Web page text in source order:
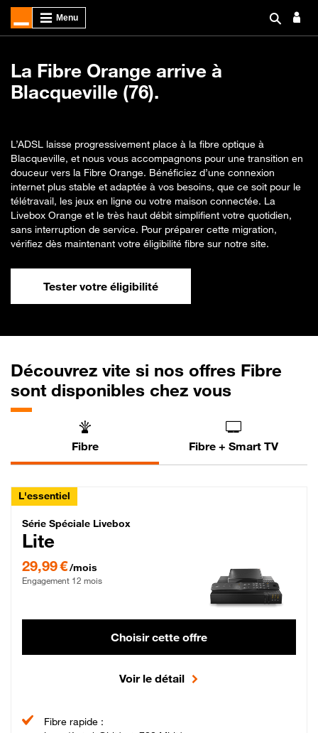
La Fibre Orange arrive à
Blacqueville (76).
L’ADSL laisse progressivement place à la fibre optique à
Blacqueville, et nous vous accompagnons pour une transition en
douceur vers la Fibre Orange. Bénéficiez d’une connexion
internet plus stable et adaptée à vos besoins, que ce soit pour le
télétravail, les jeux en ligne ou votre maison connectée. La
Livebox Orange et le très haut débit simplifient votre quotidien,
sans interruption de service. Pour préparer cette migration,
vérifiez dès maintenant votre éligibilité fibre sur notre site.
Tester votre éligibilité
Découvrez vite si nos offres Fibre
sont disponibles chez vous
Fibre Fibre + Smart TV
L'essentiel
Série Spéciale Livebox Lite Fibre
Série Spéciale Livebox
Lite
29,99 €/mois
Engagement 12 mois
Choisir cette offre
Voir le détail
Fibre rapide :